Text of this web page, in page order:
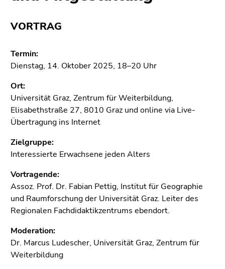
Link.
Inhalt
(Zugriffstaste
1)
Zur
Positionsanzeige
(Zugriffstaste
Zur
Hauptnavigation
3)
Zur
Unternavigation
(Zugriffstaste
4)
Zu
den
VORTRAG
Termin:
Dienstag, 14. Oktober 2025, 18–20 Uhr
Ort:
Universität Graz, Zentrum für Weiterbildung,
Elisabethstraße 27, 8010 Graz und online via Live-
Übertragung ins Internet
Zielgruppe:
Interessierte Erwachsene jeden Alters
Vortragende:
Assoz. Prof. Dr. Fabian Pettig, Institut für Geographie
und Raumforschung der Universität Graz. Leiter des
Regionalen Fachdidaktikzentrums ebendort.
Moderation:
Dr. Marcus Ludescher, Universität Graz, Zentrum für
Weiterbildung